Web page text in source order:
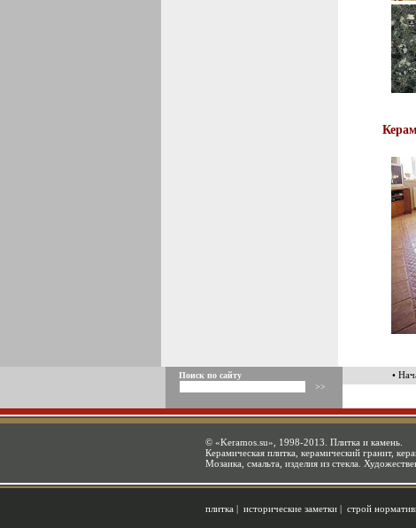
Поиск по сайту •
© «Keramos.su» , 1998-2013. Плитка и камень.
Керамическая плитка, керамический гранит,
Мозаика, смальта, изделия из стекла.
плитка | исторические заметки | строй